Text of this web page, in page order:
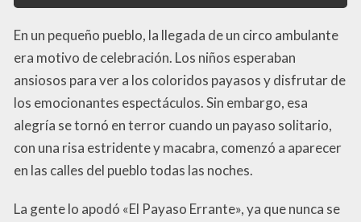
En un pequeño pueblo, la llegada de un circo ambulante
era motivo de celebración. Los niños esperaban
ansiosos para ver a los coloridos payasos y disfrutar de
los emocionantes espectáculos. Sin embargo, esa
alegría se tornó en terror cuando un payaso solitario,
con una risa estridente y macabra, comenzó a aparecer
en las calles del pueblo todas las noches.
La gente lo apodó «El Payaso Errante», ya que nunca se